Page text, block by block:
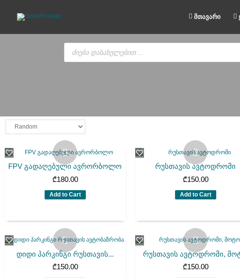
content
მთავარი
Products
search
FPV გადაღებული ავრორბოლო
₾180.00
Add to Cart
რუსთავის ავტოდრომი
₾150.00
Add to Cart
დიდი პარკინგი რუსთავის...
₾150.00
რუსთავის ავტოდრომი,
₾150.00